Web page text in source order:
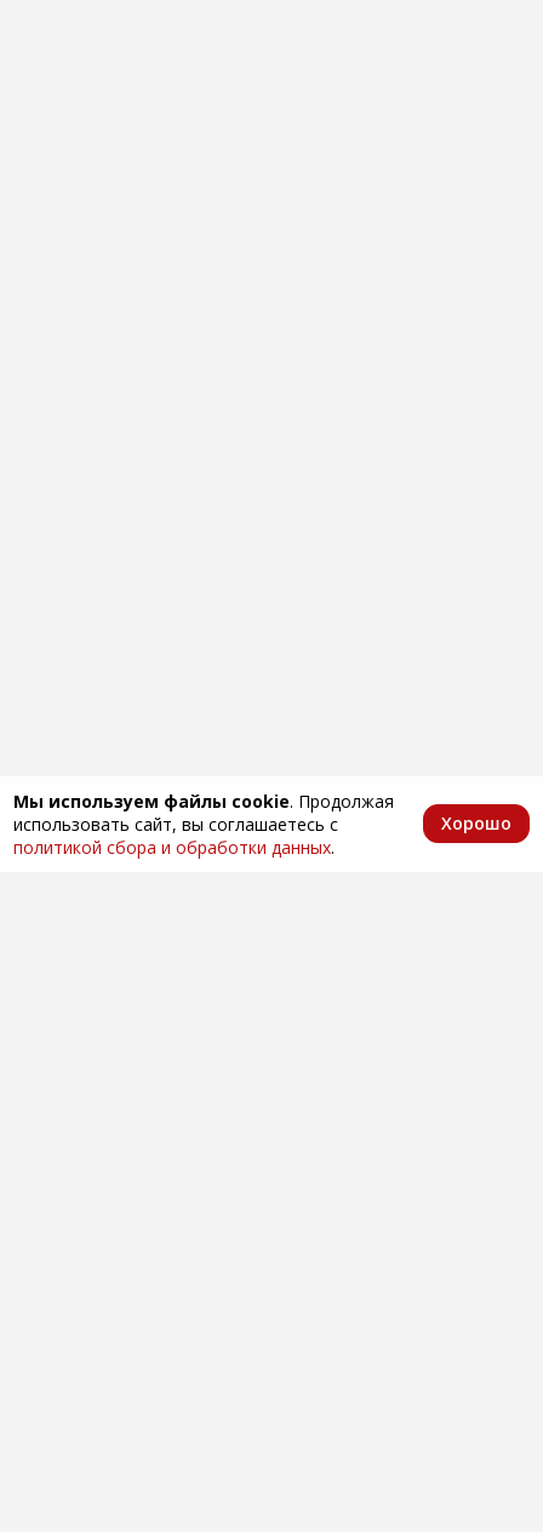
Мы используем файлы cookie. Продолжая
использовать сайт, вы соглашаетесь с
политикой сбора и обработки данных.
Хорошо
Главная КаталогИзбранноеКорзина Аккаунт